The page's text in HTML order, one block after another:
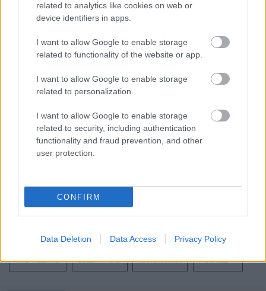
related to analytics like cookies on web or
device identifiers in apps.
I want to allow Google to enable storage
related to functionality of the website or app.
I want to allow Google to enable storage
related to personalization.
I want to allow Google to enable storage
related to security, including authentication
functionality and fraud prevention, and other
user protection.
CONFIRM
Data Deletion Data Access Privacy Policy
Megosztás
Itt állíthatod be
glamour.hu cikkeit
THE WEEKND BELLA HADID RANDI RAHM FIÚS SZETT